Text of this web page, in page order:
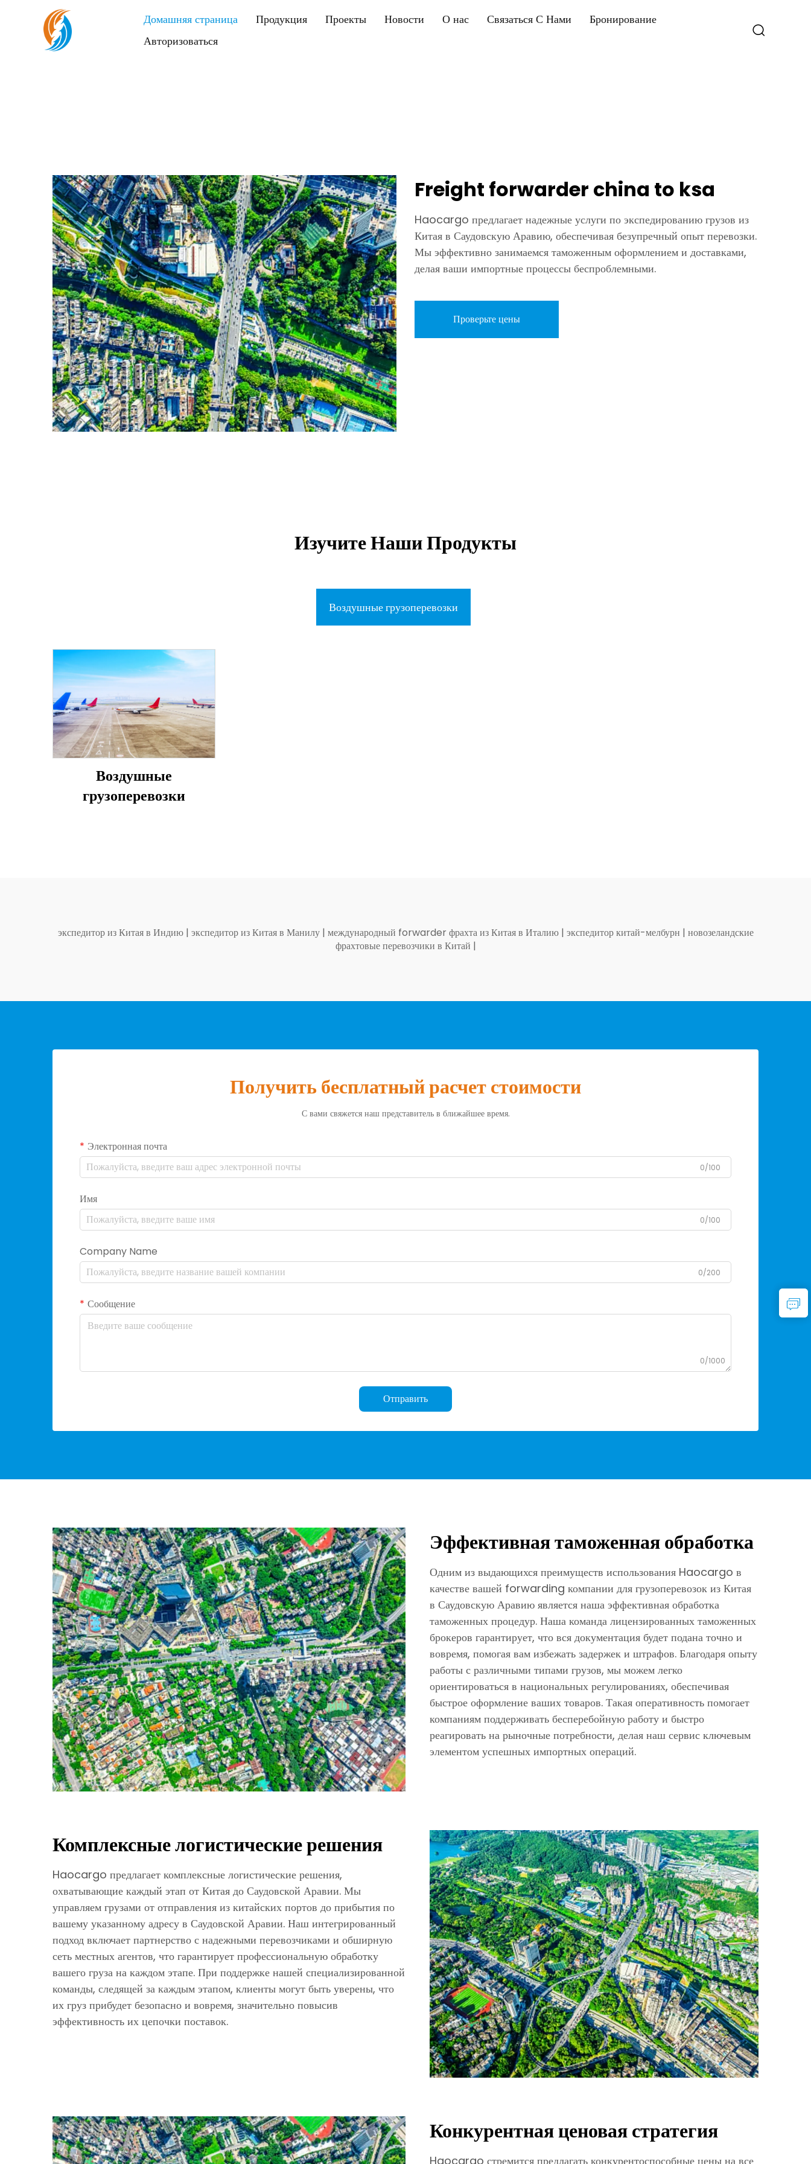
Домашняя страница Продукция Проекты Новости О нас Связаться С Нами
Бронирование
Авторизоваться
Freight forwarder china to ksa
Haocargo предлагает надежные услуги по экспедированию грузов из
Китая в Саудовскую Аравию, обеспечивая безупречный опыт перевозки.
Мы эффективно занимаемся таможенным оформлением и доставками,
делая ваши импортные процессы беспроблемными.
Проверьте цены
Изучите Наши Продукты
Воздушные грузоперевозки
Воздушные
грузоперевозки
экспедитор из Китая в Индию | экспедитор из Китая в Манилу | международный forwarder фрахта из Китая в Италию | экспедитор китай-мелбурн | новозеландские
фрахтовые перевозчики в Китай |
Получить бесплатный расчет стоимости
С вами свяжется наш представитель в ближайшее время.
Электронная почта
0/100
Имя
0/100
Company Name
0/200
Сообщение
0/1000
Отправить
Эффективная таможенная обработка
Одним из выдающихся преимуществ использования Haocargo в
качестве вашей forwarding компании для грузоперевозок из Китая
в Саудовскую Аравию является наша эффективная обработка
таможенных процедур. Наша команда лицензированных таможенных
брокеров гарантирует, что вся документация будет подана точно и
вовремя, помогая вам избежать задержек и штрафов. Благодаря опыту
работы с различными типами грузов, мы можем легко
ориентироваться в национальных регулированиях, обеспечивая
быстрое оформление ваших товаров. Такая оперативность помогает
компаниям поддерживать бесперебойную работу и быстро
реагировать на рыночные потребности, делая наш сервис ключевым
элементом успешных импортных операций.
Комплексные логистические решения
Haocargo предлагает комплексные логистические решения,
охватывающие каждый этап от Китая до Саудовской Аравии. Мы
управляем грузами от отправления из китайских портов до прибытия по
вашему указанному адресу в Саудовской Аравии. Наш интегрированный
подход включает партнерство с надежными перевозчиками и обширную
сеть местных агентов, что гарантирует профессиональную обработку
вашего груза на каждом этапе. При поддержке нашей специализированной
команды, следящей за каждым этапом, клиенты могут быть уверены, что
их груз прибудет безопасно и вовремя, значительно повысив
эффективность их цепочки поставок.
Конкурентная ценовая стратегия
Haocargo стремится предлагать конкурентоспособные цены на все